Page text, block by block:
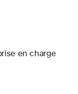
en charge